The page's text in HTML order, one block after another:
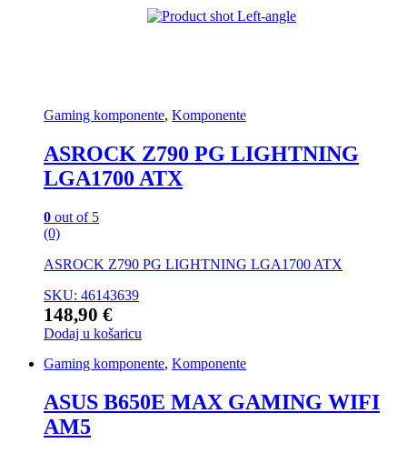
Gaming komponente, Komponente
ASROCK Z790 PG LIGHTNING
LGA1700 ATX
0 out of 5
(0)
ASROCK Z790 PG LIGHTNING LGA1700 ATX
SKU: 46143639
148,90 €
Dodaj u košaricu
Gaming komponente, Komponente
ASUS B650E MAX GAMING WIFI
AM5